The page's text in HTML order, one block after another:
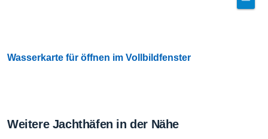
Wasserkarte für öffnen im Vollbildfenster
Weitere Jachthäfen in der Nähe